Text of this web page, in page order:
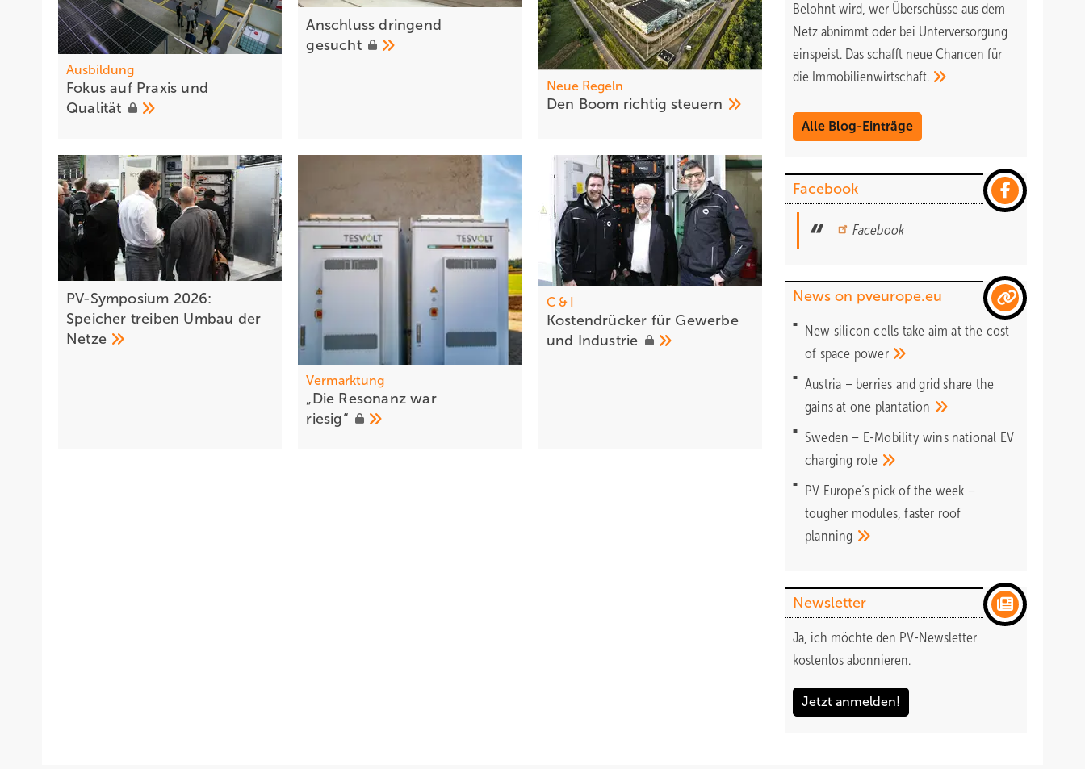
Ausbildung
Fokus auf Praxis und
Qualität
Anschluss dr ingend
gesucht
Neue Regeln
Den Boom ric htigsteuern
PV-Symposium 2026:
Speicher treiben Umbau der
Netze
Vermarktung
„Die Resonanz war
riesig “
C & I
Kostendrü cker für Gewerbe
und
Industrie
Belohnt wird, wer Überschüsse aus dem
Netz abnimmt oder bei Unterversorgung
einspeist. Das schafft neue Chancen für
die Immobilienwirtschaft.
Alle Blog-Einträge
Facebook
Facebook
News on pveurope.eu
New silicon cells take aim at the cost
of space power
Austria – berries and grid share the
gains at one plantation
Sweden – E-Mobility wins national EV
charging role
PV Europe‘s pick of the week –
tougher modules, faster roof
planning
Newsletter
Ja, ich möchte den PV-Newsletter
kostenlos abonnieren.
Jetzt anmelden!